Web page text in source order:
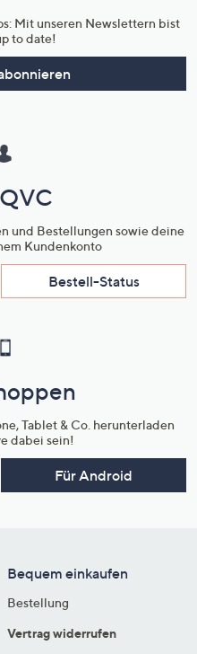
Mit unseren Newslettern bist
to date!
und Bestellungen sowie deine
Kundenkonto
Bestell-Status
Tablet & Co. herunterladen
dabei sein!
Für Android
Bequem einkaufen
Bestellung
Vertrag widerrufen